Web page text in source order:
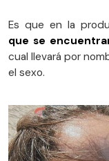
Es que en la
que se
cual llevará por
el sexo.